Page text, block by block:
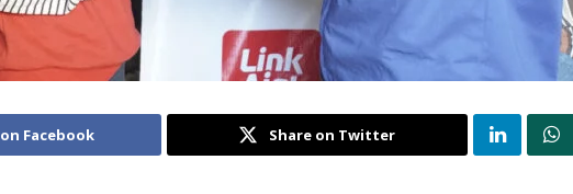
Facebook Share on Twitter